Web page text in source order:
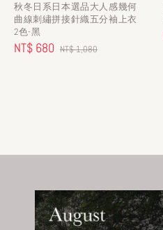
秋冬日系日本選品大人感幾何
曲線刺繡拼接針織五分袖上衣
2色-黑
Sale
NT$ 680 Regular
NT$ 1,080